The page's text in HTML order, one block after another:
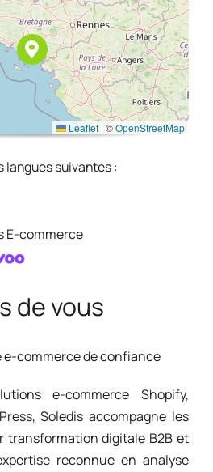
Leaflet | ©OpenStreetMap
langues suivantes :
E-commerce
de vous
e-commerce de confiance​
e-commerce Shopify,
​Soledis accompagne les
transformation digitale B2B et
reconnue en analyse